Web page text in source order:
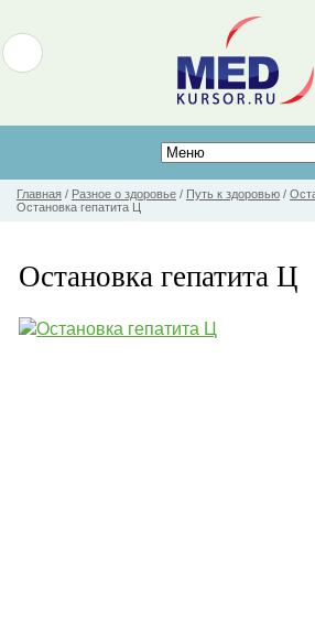
Главная / Разное о здоровье / Путь к здоровью /
Остановка гепатита Ц
Остановка гепатита Ц